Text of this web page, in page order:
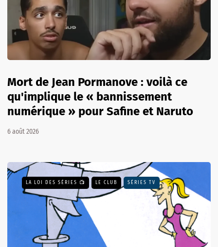
Mort de Jean Pormanove : voilà ce
qu'implique le « bannissement
numérique » pour Safine et Naruto
6 août 2026
LA LOI DES SÉRIES 📺 LE CLUB SÉRIES TV